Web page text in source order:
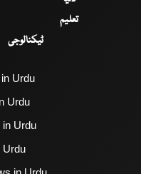
تعلیم
ٹیکنالوجی
Urdu
Urdu
Urdu
Urdu